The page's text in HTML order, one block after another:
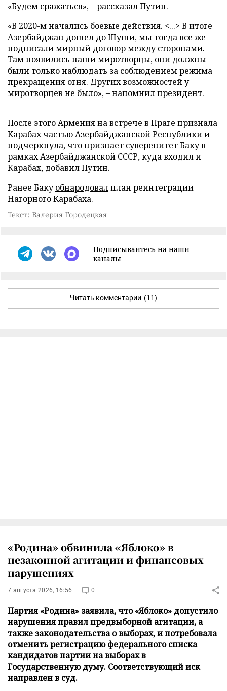
«Будем сражаться», – рассказал Путин.
«В 2020-м начались боевые действия. <...> В итоге
Азербайджан дошел до Шуши, мы тогда все же
подписали мирный договор между сторонами.
Там появились наши миротворцы, они должны
были только наблюдать за соблюдением режима
прекращения огня. Других возможностей у
миротворцев не было», – напомнил президент.
После этого Армения на встрече в Праге признала
Карабах частью Азербайджанской Республики и
подчеркнула, что признает суверенитет Баку в
рамках Азербайджанской СССР, куда входил и
Карабах, добавил Путин.
Ранее Бакуобнародовалплан реинтеграции
Нагорного Карабаха.
Текст: Валерия Городецкая
Подписывайтесь на наши
каналы
Читать комментарии (11)
«Родина» обвинила «Яблоко» в
незаконной агитации и финансовых
нарушениях
7 августа 2026, 16:56 0
Партия «Родина» заявила, что «Яблоко» допустило
нарушения правил предвыборной агитации, а
также законодательства о выборах, и потребовала
отменить регистрацию федерального списка
кандидатов партии на выборах в
Государственную думу. Соответствующий иск
направлен в суд.